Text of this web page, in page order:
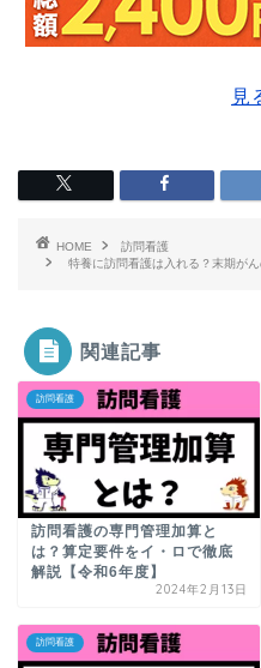
見
HOME
訪問看護
特養に訪問看護は入れる？末期が
関連記事
訪問看護
訪問看護の専門管理加算と
は？算定要件をイ・ロで徹底
解説【令和6年度】
2024年2月13日
訪問看護